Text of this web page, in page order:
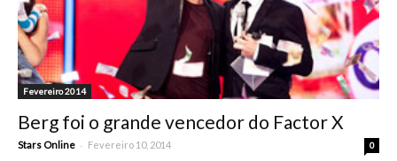
Fevereiro 2014
Berg foi o grande vencedor do Factor X
Stars Online - Fevereiro 10, 2014 0